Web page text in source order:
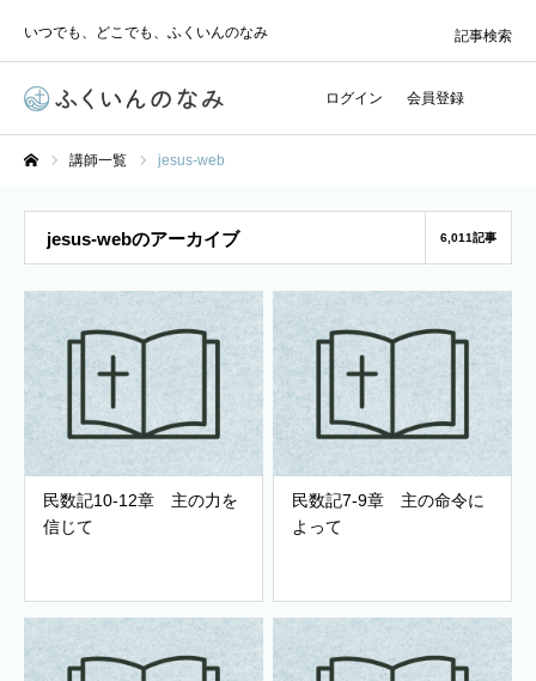
いつでも、どこでも、ふくいんのなみ
ログイン 会員登録
記事検索
講師一覧 jesus-web
jesus-webのアーカイブ 6,011記事
民数記10-12章 主の力を
信じて
民数記7-9章 主の命令に
よって